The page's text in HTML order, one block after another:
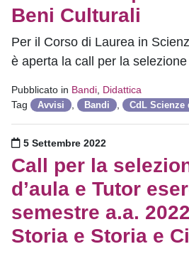
Beni Culturali
Per il Corso di Laurea in
è aperta la call per la
Pubblicato in Bandi Didattica
Tag
Avvisi Bandi CdL Scienze
Pubblicato il
5 Settembre 2022
Call per la
d’aula e Tutor
semestre a.a.
Storia e Storia e